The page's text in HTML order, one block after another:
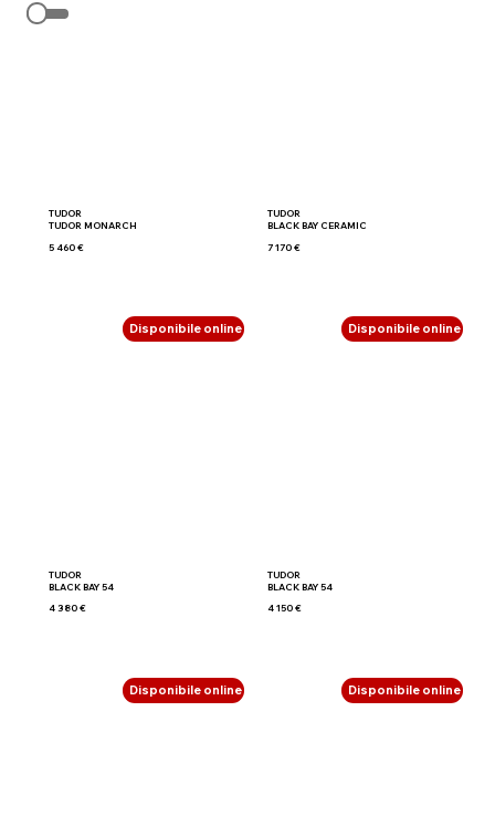
TUDOR
TUDOR MONARCH
5 460 €
TUDOR
BLACK BAY CERAMIC
7 170 €
Disponibile online
TUDOR
BLACK BAY 54
4 380 €
Disponibile online
TUDOR
BLACK BAY 54
4 150 €
Disponibile online Disponibile online